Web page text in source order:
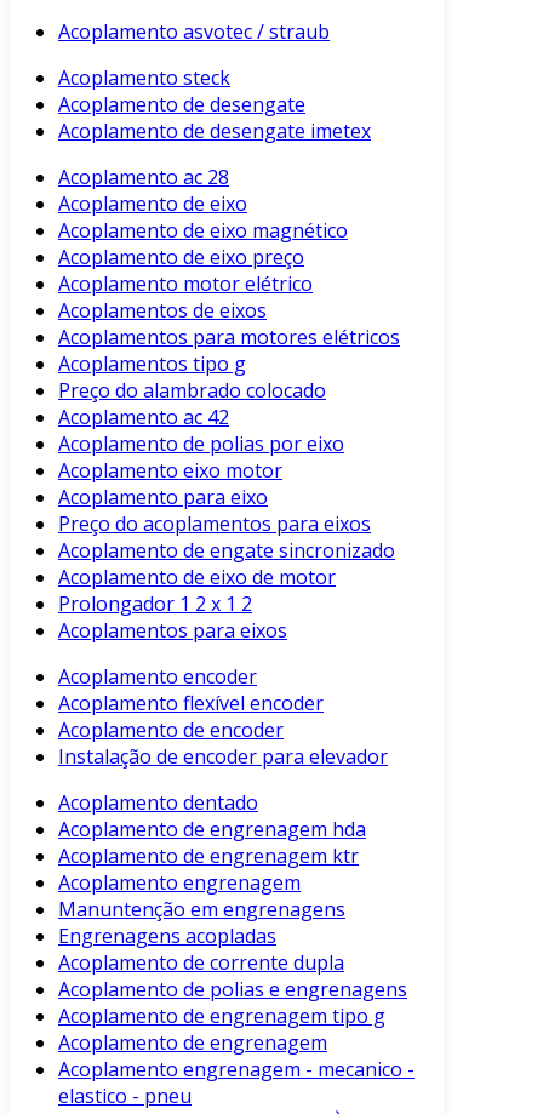
Acoplamento asvotec / straub
Acoplamento steck
Acoplamento de desengate
Acoplamento de desengate imetex
Acoplamento ac 28
Acoplamento de eixo
Acoplamento de eixo magnético
Acoplamento de eixo preço
Acoplamento motor elétrico
Acoplamentos de eixos
Acoplamentos para motores elétricos
Acoplamentos tipo g
Preço do alambrado colocado
Acoplamento ac 42
Acoplamento de polias por eixo
Acoplamento eixo motor
Acoplamento para eixo
Preço do acoplamentos para eixos
Acoplamento de engate sincronizado
Acoplamento de eixo de motor
Prolongador 1 2 x 1 2
Acoplamentos para eixos
Acoplamento encoder
Acoplamento flexível encoder
Acoplamento de encoder
Instalação de encoder para elevador
Acoplamento dentado
Acoplamento de engrenagem hda
Acoplamento de engrenagem ktr
Acoplamento engrenagem
Manuntenção em engrenagens
Engrenagens acopladas
Acoplamento de corrente dupla
Acoplamento de polias e engrenagens
Acoplamento de engrenagem tipo g
Acoplamento de engrenagem
Acoplamento engrenagem - mecanico -
elastico - pneu